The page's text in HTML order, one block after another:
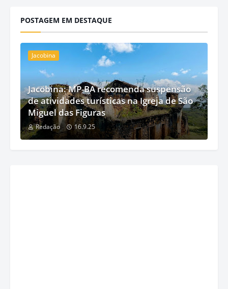
POSTAGEM EM DESTAQUE
Jacobina
Jacobina: MP-BA recomenda suspensão
de atividades turísticas na Igreja de São
Miguel das Figuras
Redação 16.9.25